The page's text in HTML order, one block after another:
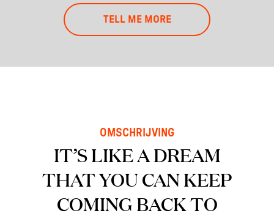
TELL ME MORE
OMSCHRIJVING
IT’S LIKE A DREAM
THAT YOU CAN KEEP
COMING BACK TO